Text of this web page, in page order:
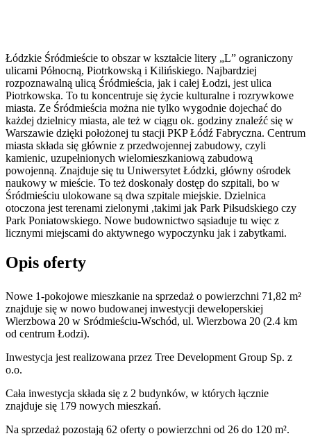
Łódzkie Śródmieście to obszar w kształcie litery „L” ograniczony
ulicami Północną, Piotrkowską i Kilińskiego. Najbardziej
rozpoznawalną ulicą Śródmieścia, jak i całej Łodzi, jest ulica
Piotrkowska. To tu koncentruje się życie kulturalne i rozrywkowe
miasta. Ze Śródmieścia można nie tylko wygodnie dojechać do
każdej dzielnicy miasta, ale też w ciągu ok. godziny znaleźć się w
Warszawie dzięki położonej tu stacji PKP Łódź Fabryczna. Centrum
miasta składa się głównie z przedwojennej zabudowy, czyli
kamienic, uzupełnionych wielomieszkaniową zabudową
powojenną. Znajduje się tu Uniwersytet Łódzki, główny ośrodek
naukowy w mieście. To też doskonały dostęp do szpitali, bo w
Śródmieściu ulokowane są dwa szpitale miejskie. Dzielnica
otoczona jest terenami zielonymi ,takimi jak Park Piłsudskiego czy
Park Poniatowskiego. Nowe budownictwo sąsiaduje tu więc z
licznymi miejscami do aktywnego wypoczynku jak i zabytkami.
Opis oferty
Nowe 1-pokojowe mieszkanie na sprzedaż o powierzchni 71,82 m²
znajduje się w nowo budowanej inwestycji deweloperskiej
Wierzbowa 20 w Sródmieściu-Wschód, ul. Wierzbowa 20 (2.4 km
od centrum Łodzi).
Inwestycja jest realizowana przez Tree Development Group Sp. z
o.o.
Cała inwestycja składa się z 2 budynków, w których łącznie
znajduje się 179 nowych mieszkań.
Na sprzedaż pozostają 62 oferty o powierzchni od 26 do 120 m².